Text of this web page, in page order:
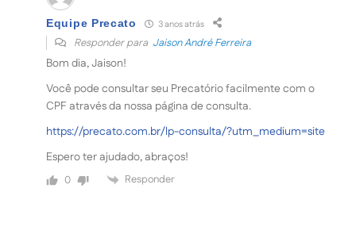
Equipe Precato 3 anos atrás
Responder para Jaison André Ferreira
Bom dia, Jaison!
Você pode consultar seu Precatório facilmente com o
CPF através da nossa página de consulta.
https://precato.com.br/lp-consulta/?utm_medium=site
Espero ter ajudado, abraços!
0 Responder